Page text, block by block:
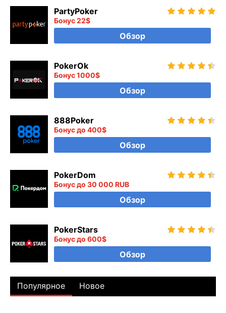
PartyPoker
Бонус 22$
Обзор
PokerOk
Бонус 1000$
Обзор
888Poker
Бонус до 400$
Обзор
PokerDom
Бонус до 30 000 RUB
Обзор
PokerStars
Бонус до 600$
Обзор
Популярное Новое